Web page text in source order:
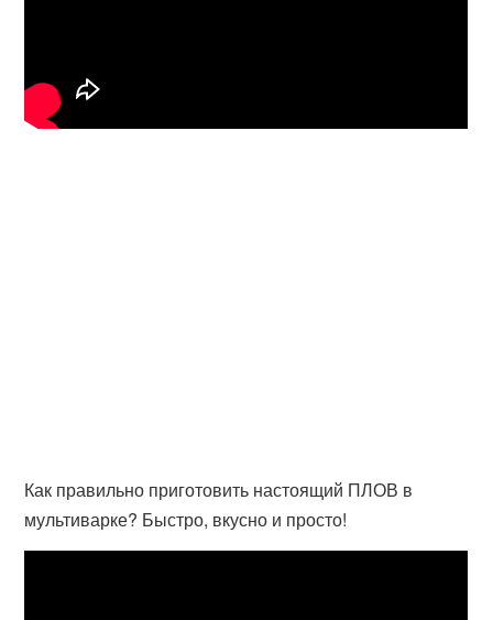
Как правильно приготовить настоящий ПЛОВ в
мультиварке? Быстро, вкусно и просто!